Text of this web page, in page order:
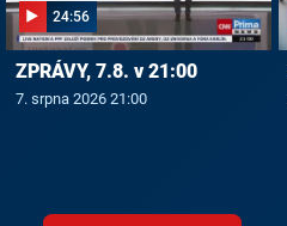
24:56
ZPRÁVY, 7.8. v 21:00
7. srpna 2026 21:00